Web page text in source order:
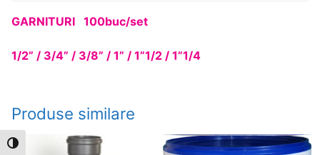
Toggle High Contrast
GARNITURI 100buc/set
1/2” / 3/4” / 3/8” / 1” / 1”1/2 / 1”1/4
Produse similare